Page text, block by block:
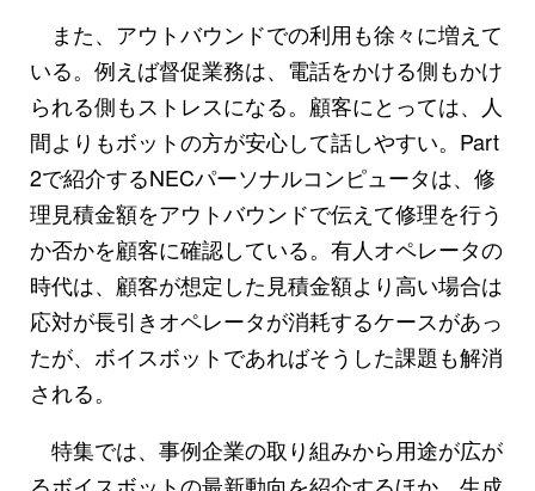
また、アウトバウンドでの利用も徐々に増えて
いる。例えば督促業務は、電話をかける側もかけ
られる側もストレスになる。顧客にとっては、人
間よりもボットの方が安心して話しやすい。Part
2で紹介するNECパーソナルコンピュータは、修
理見積金額をアウトバウンドで伝えて修理を行う
か否かを顧客に確認している。有人オペレータの
時代は、顧客が想定した見積金額より高い場合は
応対が長引きオペレータが消耗するケースがあっ
たが、ボイスボットであればそうした課題も解消
される。
特集では、事例企業の取り組みから用途が広が